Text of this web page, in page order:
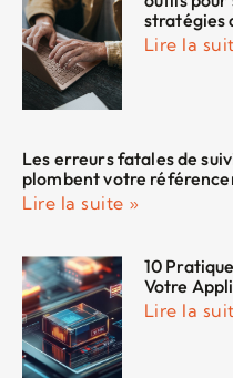
stratégies
Lire la
Les erreurs fatales de
plombent votre
Lire la suite »
10
Votre
Lire la